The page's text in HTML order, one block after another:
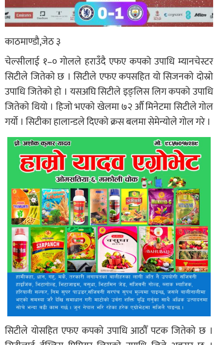
काठमाण्डौ,जेठ ३
चेल्सीलाई १–० गोलले हराउँदै एफए कपको उपाधि म्यानचेस्टर
सिटीले जितेको छ । सिटीले एफए कपसहित यो सिजनको दोस्रो
उपाधि जितेको हो । यसअघि सिटीले इङ्लिस लिग कपको उपाधि
जितेको थियो । हिजो भएको खेलमा ७२ औँ मिनेटमा सिटीले गोल
गर्यो । सिटीका हालान्डले दिएको क्रस बलमा सेमेन्योले गोल गरे ।
सिटीले योसहित एफए कपको उपाधि आठौँ पटक जितेको छ ।